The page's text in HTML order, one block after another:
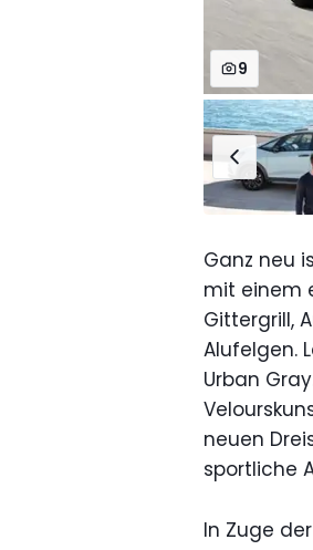
9
Ganz neu
mit einem
Gittergrill,
Alufelgen.
Urban
neuen
sportliche
In Zuge